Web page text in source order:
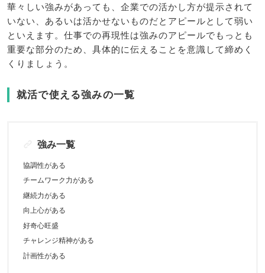
華々しい強みがあっても、企業での活かし方が提示されて
いない、あるいは活かせないものだとアピールとして弱い
といえます。仕事での再現性は強みのアピールでもっとも
重要な部分のため、具体的に伝えることを意識して締めく
くりましょう。
就活で使える強みの一覧
強み一覧
協調性がある
チームワーク力がある
継続力がある
向上心がある
好奇心旺盛
チャレンジ精神がある
計画性がある